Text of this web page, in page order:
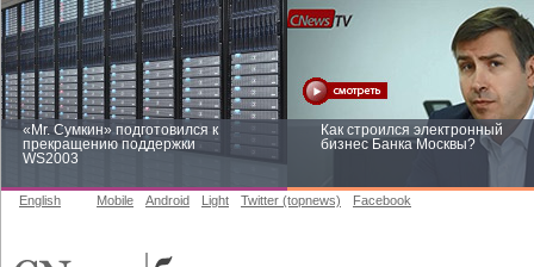
«Mr. Сумкин» подготовился к
прекращению поддержки
WS2003
Как строился электронный
бизнес Банка Москвы?
English Mobile Android Light Twitter (topnews) Facebook